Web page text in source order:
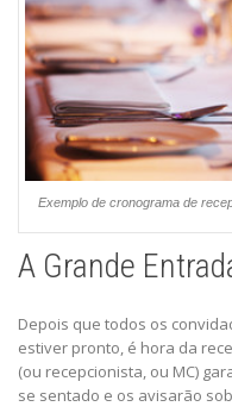
Exemplo de cronograma de
A Grande
Depois que todos os
estiver pronto, é hora da
(ou recepcionista, ou MC)
se sentado e os avisarão